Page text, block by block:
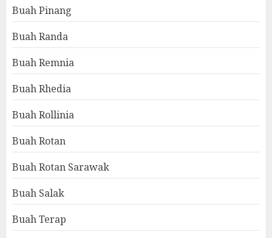
Buah Pinang
Buah Randa
Buah Remnia
Buah Rhedia
Buah Rollinia
Buah Rotan
Buah Rotan Sarawak
Buah Salak
Buah Terap